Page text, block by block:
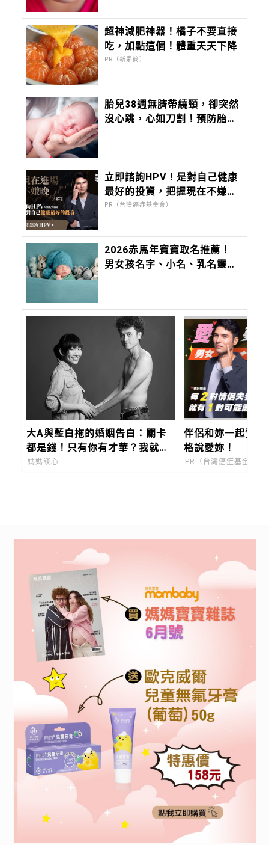
超神減肥神器！橘子不要直接
吃，加點這個！體重天天下降
PR（新素簡）
胎兒38週無臍帶繞頸，卻突然
沒心跳，心如刀割！預防胎死
立即諮詢HPV！是對自己健康
最好的投資，把握現在不嫌
晚！
PR（台灣癌症基金會）
2026赤馬年寶寶取名推薦！
男女孩名字、小名、乳名靈感
大A與藍白拖的婚姻告白：關卡
都是錢！只有你有才華？我就必
須帶小孩、撿你的牙線棒！
媽媽談心
伴侶和妳一起預防
格說愛妳！
PR（台灣癌症基金會）